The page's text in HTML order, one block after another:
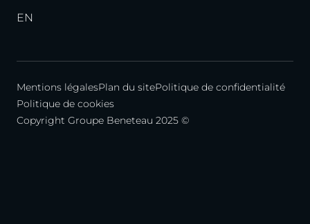
EN
Mentions légalesPlan du sitePolitique de confidentialité
Politique de cookies
Copyright Groupe Beneteau 2025 ©